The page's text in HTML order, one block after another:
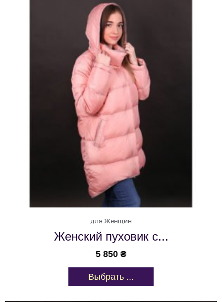
для Женщин
Женский пуховик с...
5 850 ₴
Выбрать ...